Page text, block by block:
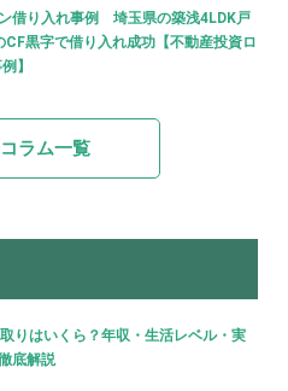
借り入れ事例 埼玉県の築浅4LDK戸
CF黒字で借り入れ成功【不動産投資ロ
】
ラム一覧
りはいくら？年収・生活レベル・実
底解説